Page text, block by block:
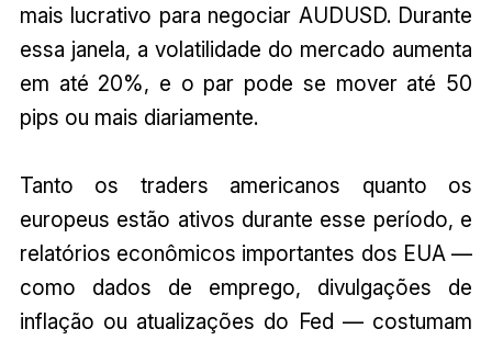
mais lucrativo para negociar AUDUSD. Durante
essa janela, a volatilidade do mercado aumenta
em até 20%, e o par pode se mover até 50
pips ou mais diariamente.
Tanto os traders americanos quanto os
europeus estão ativos durante esse período, e
relatórios econômicos importantes dos EUA —
como dados de emprego, divulgações de
inflação ou atualizações do Fed — costumam